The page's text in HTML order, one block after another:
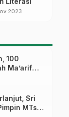
2023
100
Ma’arif
Literasi
Sri
MTs